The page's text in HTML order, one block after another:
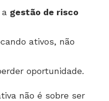
gestão de risco
ativos, não
oportunidade.
não é sobre ser